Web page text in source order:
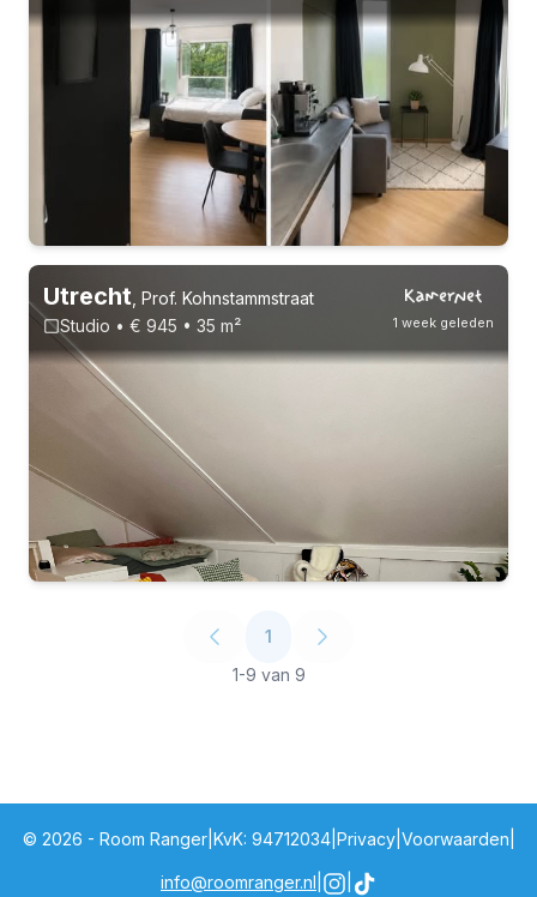
Zonder inschrijving
30-8-26 - 1-12-26
1 week geleden
Utrecht Prof. Kohnstammstraat
Studio • € 945 • 35 m²
1
1-9 van 9
© 2026 - Room Ranger| KvK: 94712034| Privacy| Voorwaarden
info@roomranger.nl